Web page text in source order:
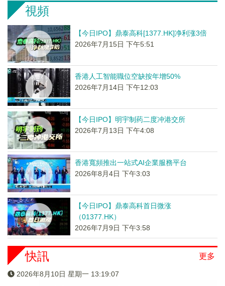
視頻
【今日IPO】鼎泰高科[1377.HK]净利涨3倍
2026年7月15日 下午5:51
香港人工智能職位空缺按年增50%
2026年7月14日 下午12:03
【今日IPO】明宇制药二度冲港交所
2026年7月13日 下午4:08
香港寬頻推出一站式AI企業服務平台
2026年8月4日 下午3:03
【今日IPO】鼎泰高科首日微涨
（01377.HK）
2026年7月9日 下午3:58
更多
快訊
2026年8月10日 星期一 13:19:07